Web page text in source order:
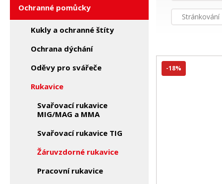
Ochranné pomůcky
Kukly a ochranné štíty
Ochrana dýchání
Oděvy pro svářeče
Rukavice
Svařovací rukavice
MIG/MAG a MMA
Svařovací rukavice TIG
Žáruvzdorné rukavice
Pracovní rukavice
Stránkování
-18%